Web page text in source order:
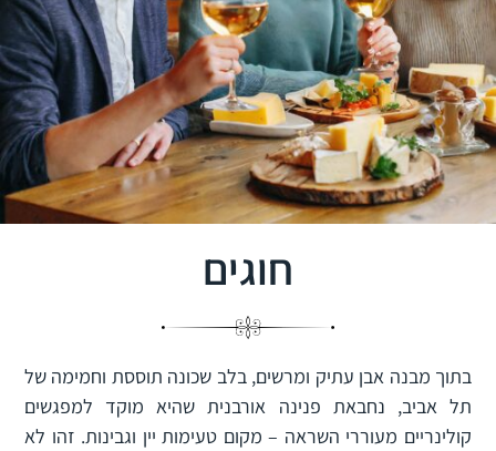
חוגים
בתוך מבנה אבן עתיק ומרשים, בלב שכונה תוססת וחמימה של
תל אביב, נחבאת פנינה אורבנית שהיא מוקד למפגשים
קולינריים מעוררי השראה – מקום טעימות יין וגבינות. זהו לא